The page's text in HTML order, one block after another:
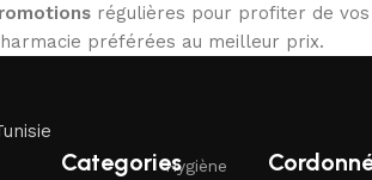
régulières pour profiter de vos
préférées au meilleur prix.
CategoriesHygiène